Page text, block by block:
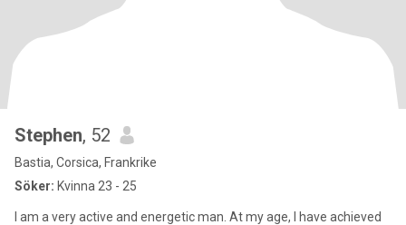
Stephen, 52
Bastia, Corsica, Frankrike
Söker: Kvinna 23 - 25
I am a very active and energetic man. At my age, I have achieved